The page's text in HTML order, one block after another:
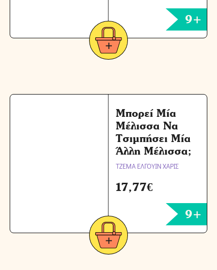
9+
Μπορεί Μία
Μέλισσα Να
Τσιμπήσει Μία
Άλλη Μέλισσα;
ΤΖΕΜΑ ΕΛΓΟΥΙΝ ΧΑΡΙΣ
17,77€
9+